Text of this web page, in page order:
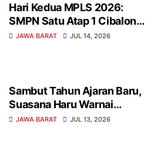
Hari Kedua MPLS 2026:
SMPN Satu Atap 1 Cibalong
Gelar Edukasi Anti NAPZA
JAWA BARAT JUL 14, 2026
Sambut Tahun Ajaran Baru,
Suasana Haru Warnai
Pelantikan Kepala Sekolah
JAWA BARAT JUL 13, 2026